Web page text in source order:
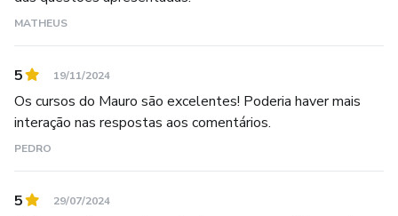
MATHEUS
5 19/11/2024
Os cursos do Mauro são excelentes! Poderia haver mais
interação nas respostas aos comentários.
PEDRO
5 29/07/2024